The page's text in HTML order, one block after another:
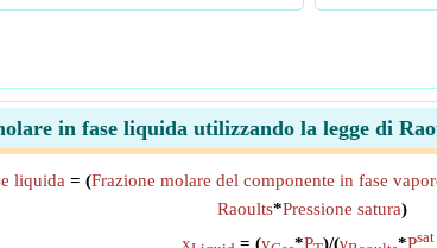
in fase liquida utilizzando la legge di
liquida = (Frazione molare del componente in fase
Raoults*Pressione satura)
x
= (y *P )/(γ *Psat